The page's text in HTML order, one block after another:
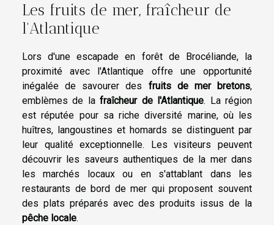
Les fruits de mer, fraîcheur de
l'Atlantique
Lors d'une escapade en forêt de Brocéliande, la
proximité avec l'Atlantique offre une opportunité
inégalée de savourer des fruits de mer bretons,
emblèmes de lafraîcheur de l'Atlantique. La région
est réputée pour sa riche diversité marine, où les
huîtres, langoustines et homards se distinguent par
leur qualité exceptionnelle. Les visiteurs peuvent
découvrir les saveurs authentiques de la mer dans
les marchés locaux ou en s'attablant dans les
restaurants de bord de mer qui proposent souvent
des plats préparés avec des produits issus de la
pêche locale.